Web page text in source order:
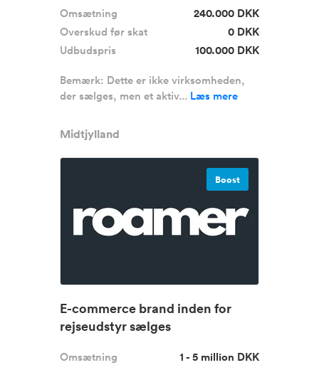
Omsætning
240.000 DKK
Overskud før skat
0 DKK
Udbudspris
100.000 DKK
Bemærk: Dette er ikke virksomheden,
der sælges, men et aktiv... Læs mere
Midtjylland
Boost
E-commerce brand inden for
rejseudstyr sælges
Omsætning
1 - 5 million DKK